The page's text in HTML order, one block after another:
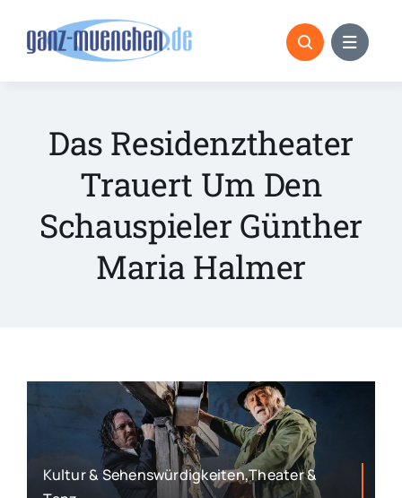
Das Residenztheater
Trauert Um Den
Schauspieler Günther
Maria Halmer
Kultur & Sehenswürdigkeiten,Theater &